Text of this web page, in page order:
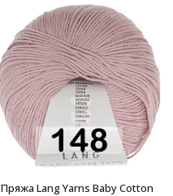
Пряжа Lang Yarns Baby Cotton